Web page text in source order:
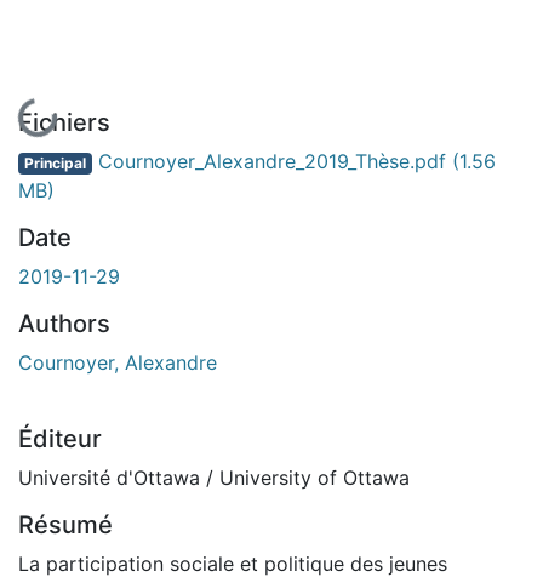
En cours de chargement...
Fichiers
Principal Cournoyer_Alexandre_2019_Thèse.pdf (1.56
MB)
Date
2019-11-29
Authors
Cournoyer, Alexandre
Éditeur
Université d'Ottawa / University of Ottawa
Résumé
La participation sociale et politique des jeunes